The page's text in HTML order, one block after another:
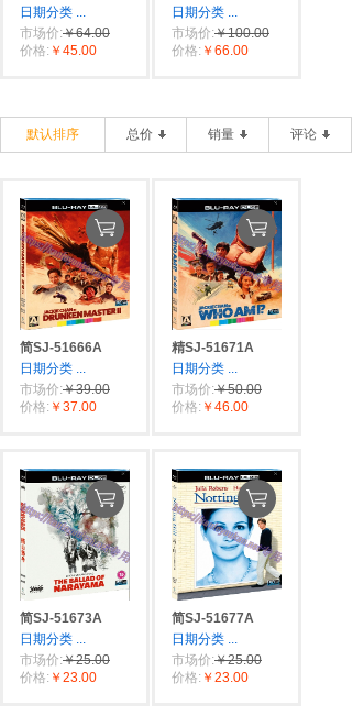
日期分类 ...
市场价:￥64.00
价格: ￥45.00
日期分类 ...
市场价:￥100.00
价格: ￥66.00
默认排序 总价 销量 评论
简SJ-51666A
日期分类 ...
市场价:￥39.00
价格: ￥37.00
精SJ-51671A
日期分类 ...
市场价:￥50.00
价格: ￥46.00
简SJ-51673A
日期分类 ...
市场价:￥25.00
价格: ￥23.00
简SJ-51677A
日期分类 ...
市场价:￥25.00
价格: ￥23.00